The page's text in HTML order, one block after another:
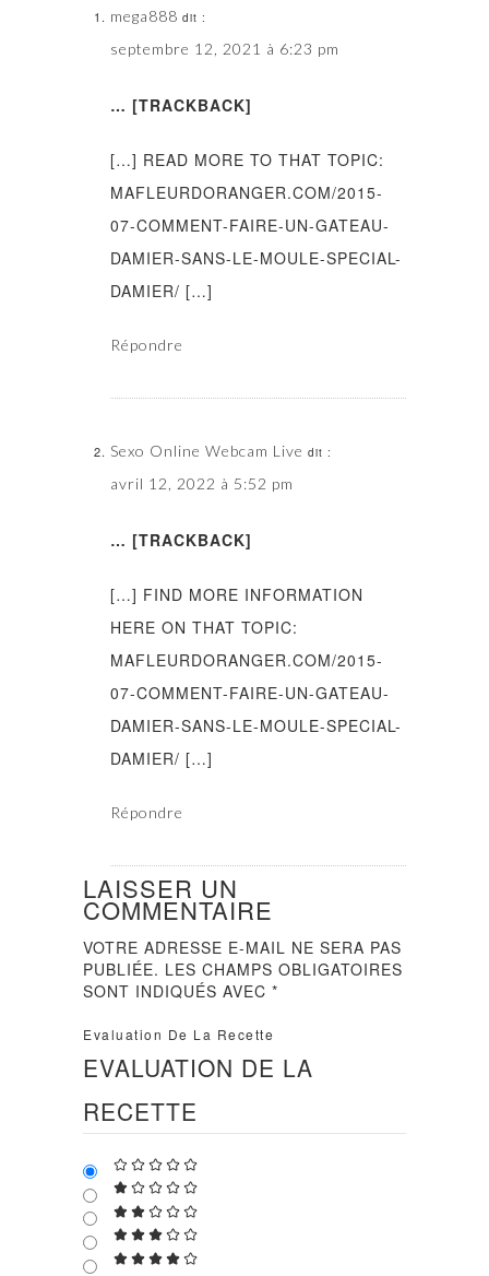
mega888 dit :
septembre 12, 2021 à 6:23 pm
… [TRACKBACK]
[…] READ MORE TO THAT TOPIC:
MAFLEURDORANGER.COM/2015-
07-COMMENT-FAIRE-UN-GATEAU-
DAMIER-SANS-LE-MOULE-SPECIAL-
DAMIER/ […]
Répondre
Sexo Online Webcam Live dit :
avril 12, 2022 à 5:52 pm
… [TRACKBACK]
[…] FIND MORE INFORMATION
HERE ON THAT TOPIC:
MAFLEURDORANGER.COM/2015-
07-COMMENT-FAIRE-UN-GATEAU-
DAMIER-SANS-LE-MOULE-SPECIAL-
DAMIER/ […]
Répondre
LAISSER UN
COMMENTAIRE
VOTRE ADRESSE E-MAIL NE SERA PAS
PUBLIÉE. LES CHAMPS OBLIGATOIRES
SONT INDIQUÉS AVEC*
Evaluation De La Recette
EVALUATION DE LA
RECETTE